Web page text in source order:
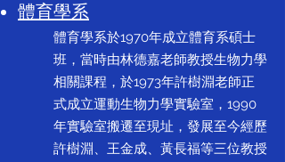
體育學系
體育學系於1970年成立體育系碩士
班，當時由林德嘉老師教授生物力學
相關課程，於1973年許樹淵老師正
式成立運動生物力學實驗室，1990
年實驗室搬遷至現址，發展至今經歷
許樹淵、王金成、黃長福等三位教授